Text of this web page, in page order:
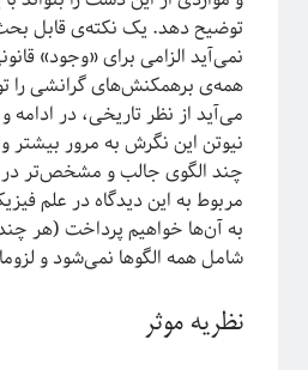
ریچارد فاینمن، فیزیک‌دان تاثیرگذار
پروژه پیچیدگی برای همه
توضیح دهد. یک نکته‌ی قابل
نمی‌آید الزامی برای «وجود»
همه‌ی برهمکنش‌های گرانشی را
می‌آید از نظر تاریخی، در ادامه
نیوتن‌ این نگرش به مرور
چند الگوی جالب و مشخص‌تر در
مربوط به این دیدگاه در علم
به آن‌ها خواهیم پرداخت (هر
شامل همه الگوها نمی‌شود و
نظریه موثر